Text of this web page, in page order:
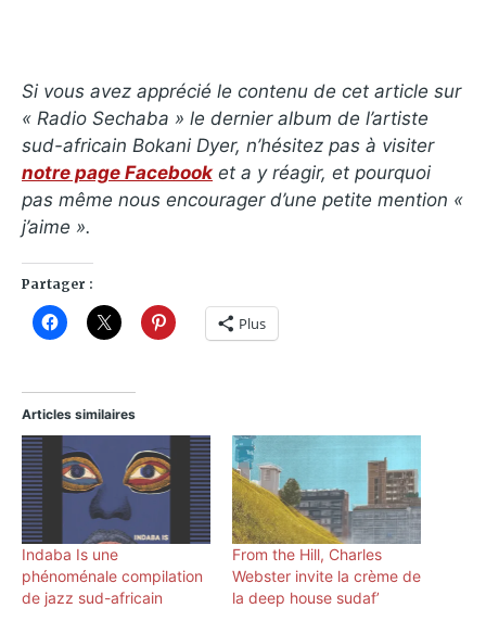
Si vous avez apprécié le contenu de cet article sur
« Radio Sechaba » le dernier album de l’artiste
sud-africain Bokani Dyer, n’hésitez pas à visiter
notre page Facebook et a y réagir, et pourquoi
pas même nous encourager d’une petite mention «
j’aime ».
Partager :
Plus
Articles similaires
Indaba Is une
phénoménale compilation
de jazz sud-africain
From the Hill, Charles
Webster invite la crème de
la deep house sudaf’